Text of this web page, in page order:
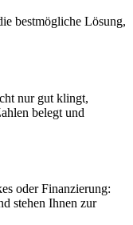
bestmögliche Lösung,
nur gut klingt,
belegt und
oder Finanzierung:
stehen Ihnen zur